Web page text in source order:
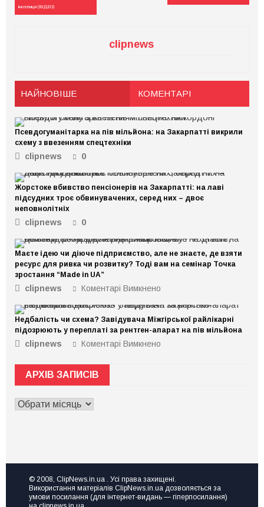
іноземця (ВІДЕО)
clipnews
НАЙНОВІШЕ КОМЕНТАРІ
Псевдогуманітарка на пів мільйона: на Закарпатті викрили
схему з ввезенням спецтехніки
clipnews 0
Жорстоке вбивство пенсіонерів на Закарпатті: на лаві
підсудних троє обвинувачених, серед них – двоє
неповнолітніх
clipnews 0
Маєте ідею чи діюче підприємство, але не знаєте, де взяти
ресурс для ривка чи розвитку? Тоді вам на семінар Точка
зростання “Made in UA”
clipnews Коментарі Вимкнено
ідею
чи
діюче
розвитку?
Тоді
вам
на
Недбалість чи схема? Завідувача Міжгірської райлікарні
підозрюють у переплаті за рентген-апарат на пів мільйона
clipnews Коментарі Вимкнено
за
апарат
на
АРХІВ ЗАПИСІВ
АРХІВ
ЗАПИСІВ
© 2008, ClipNews.in.ua . Усі права захищені.
Використання матеріалів ClipNews.in.ua дозволяється за
умови посилання (для інтернет-видань — гіперпосилання)